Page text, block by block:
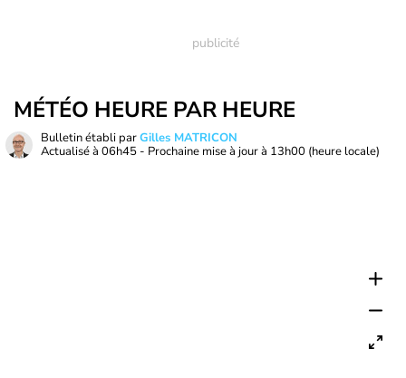
MÉTÉO HEURE PAR HEURE
Bulletin établi parGilles MATRICON
Actualisé à 06h45 - Prochaine mise à jour à 13h00 (heure locale)